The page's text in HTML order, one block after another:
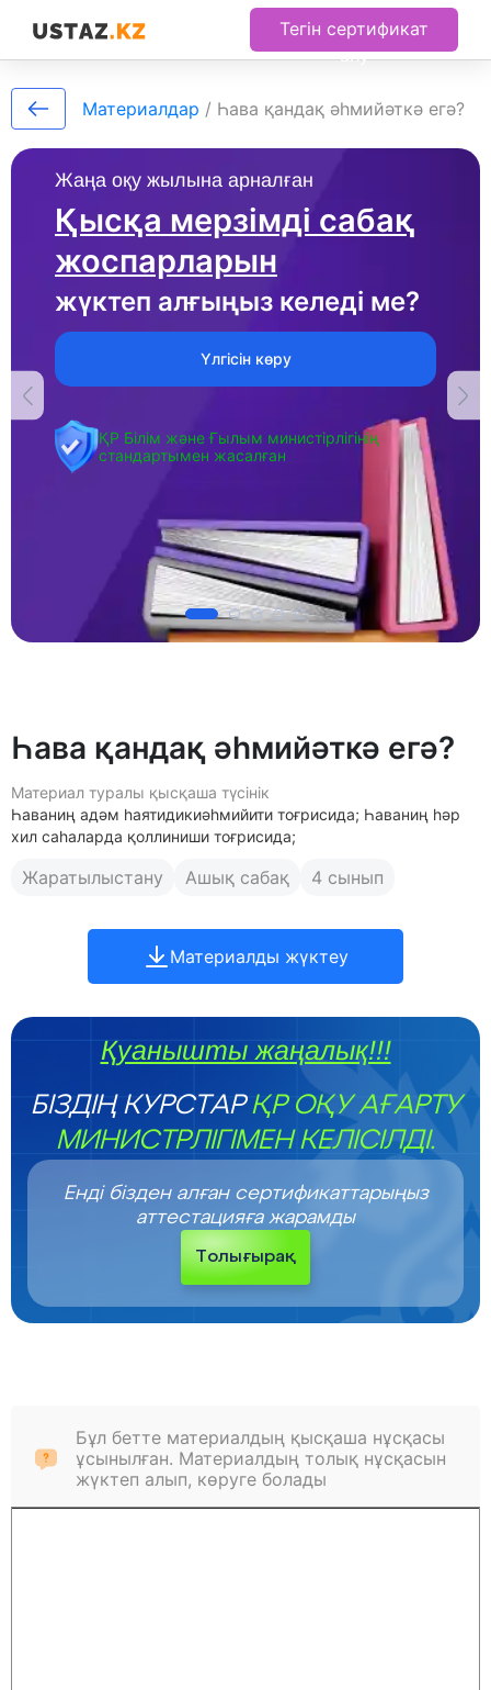
Тегін сертификат
алу
Жаңа оқу жылына арналған
Қысқа мерзімді сабақ
жоспарларын
жүктеп алғыңыз келеді ме?
Үлгісін көру
ҚР Білім және Ғылым министірлігінің
стандартымен жасалған
Материалдар / Һава қандақ әһмийәткә егә?
Һава қандақ әһмийәткә егә?
Материал туралы қысқаша түсінік
Һаваниң адәм һаятидикиәһмийити тоғрисида; Һаваниң һәр
хил саһаларда қоллиниши тоғрисида;
Жаратылыстану Ашық сабақ 4 сынып
Материалды жүктеу
Қуанышты жаңалық!!!
БІЗДІҢ КУРСТАРҚР ОҚУ АҒАРТУ
МИНИСТРЛІГІМЕН КЕЛІСІЛДІ.
Енді бізден алған сертификаттарыңыз
аттестацияға жарамды
Толығырақ
Бұл бетте материалдың қысқаша нұсқасы
ұсынылған. Материалдың толық нұсқасын
жүктеп алып, көруге болады